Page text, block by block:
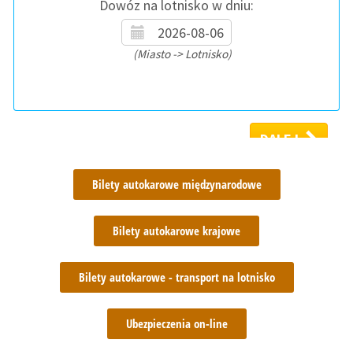
Bilety autokarowe międzynarodowe
Bilety autokarowe krajowe
Bilety autokarowe - transport na lotnisko
Ubezpieczenia on-line